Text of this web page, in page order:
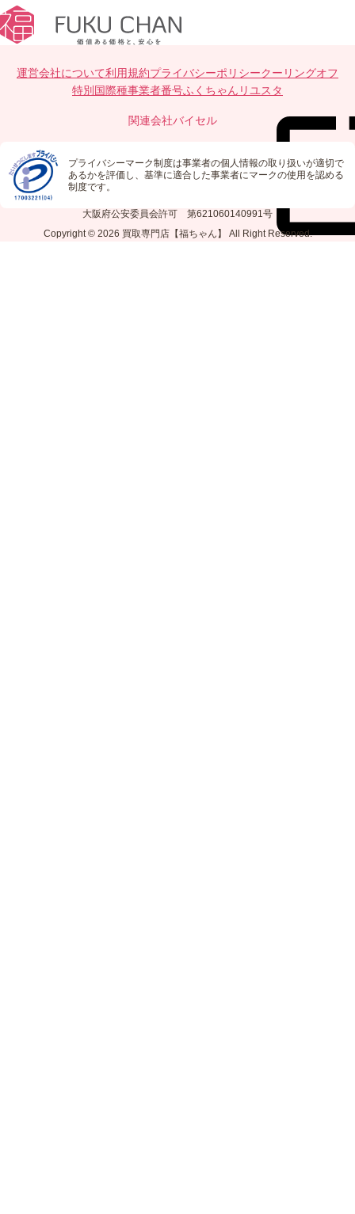
運営会社について利用規約プライバシーポリシークーリングオフ
特別国際種事業者番号ふくちゃんリユスタ
関連会社バイセル
プライバシーマーク制度は事業者の個人情報の取り扱いが適切で
あるかを評価し、基準に適合した事業者にマークの使用を認める
制度です。
大阪府公安委員会許可 第621060140991号
Copyright © 2026 買取専門店【福ちゃん】 All Right Reserved.